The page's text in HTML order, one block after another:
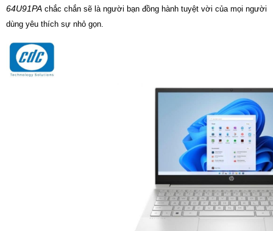
64U91PA chắc chắn sẽ là người bạn đồng hành tuyệt vời của mọi người
dùng yêu thích sự nhỏ gọn.